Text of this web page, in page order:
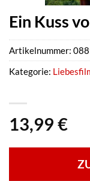
Ein Kuss
13,99 €
Artikelnummer:
Kategorie: